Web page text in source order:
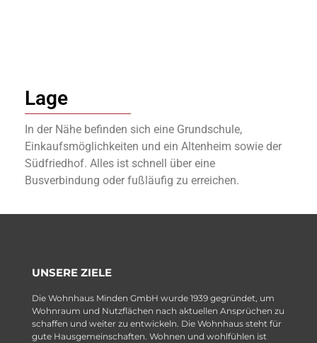
Lage
In der Nähe befinden sich eine Grundschule,
Einkaufsmöglichkeiten und ein Altenheim sowie der
Südfriedhof. Alles ist schnell über eine
Busverbindung oder fußläufig zu erreichen.
UNSERE ZIELE
Die Wohnhaus Minden GmbH wurde 1939 gegründet, um
Wohnraum und Nutzflächen nach aktuellen Ansprüchen zu
schaffen und weiter zu entwickeln. Die Wohnhaus steht für
gute Hausgemeinschaften. Wohnen und wohlfühlen ist